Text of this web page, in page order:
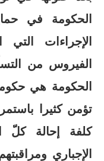
الحكومة في
الإجراءات
الفيروس من
الحكومة هي
تؤمن كثيرا
كلفة إحالة كلّ
الإجباري